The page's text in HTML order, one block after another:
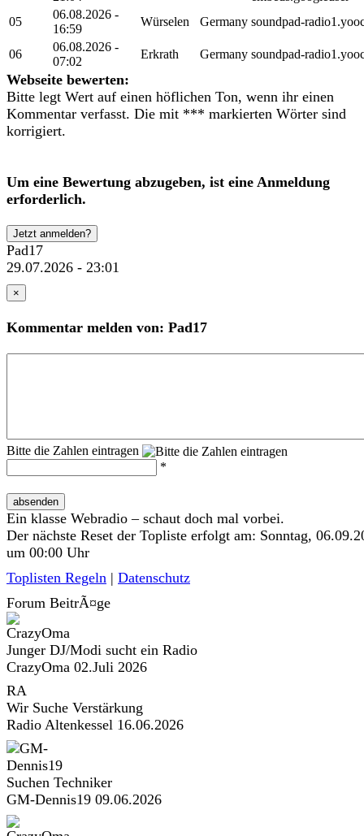
05
06.08.2026 -
16:59
Würselen Germany soundpad-
06
06.08.2026 -
07:02
Erkrath Germany soundpad-
Webseite bewerten:
Bitte legt Wert auf einen höflichen Ton, wenn ihr einen
Kommentar verfasst. Die mit *** markierten Wörter sind
korrigiert.
Um eine Bewertung abzugeben, ist eine Anmeldung
erforderlich.
Jetzt anmelden?
Pad17
29.07.2026 - 23:01
×
Kommentar melden von: Pad17
Bitte die Zahlen eintragen
*
absenden
Ein klasse Webradio – schaut doch mal vorbei.
Der nächste Reset der Topliste erfolgt am: Sonntag,
um 00:00 Uhr
Toplisten Regeln | Datenschutz
Forum BeitrÃ¤ge
Junger DJ/Modi sucht ein Radio
CrazyOma 02.Juli 2026
RA
Wir Suche Verstärkung
Radio Altenkessel 16.06.2026
Suchen Techniker
GM-Dennis19 09.06.2026